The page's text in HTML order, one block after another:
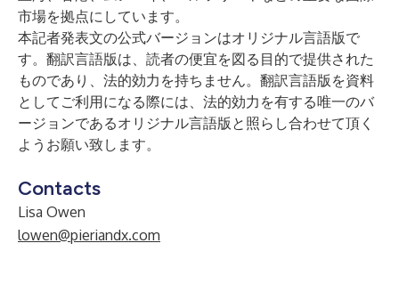
市場を拠点にしています。
本記者発表文の公式バージョンはオリジナル言語版で
す。翻訳言語版は、読者の便宜を図る目的で提供された
ものであり、法的効力を持ちません。翻訳言語版を資料
としてご利用になる際には、法的効力を有する唯一のバ
ージョンであるオリジナル言語版と照らし合わせて頂く
ようお願い致します。
Contacts
Lisa Owen
lowen@pieriandx.com